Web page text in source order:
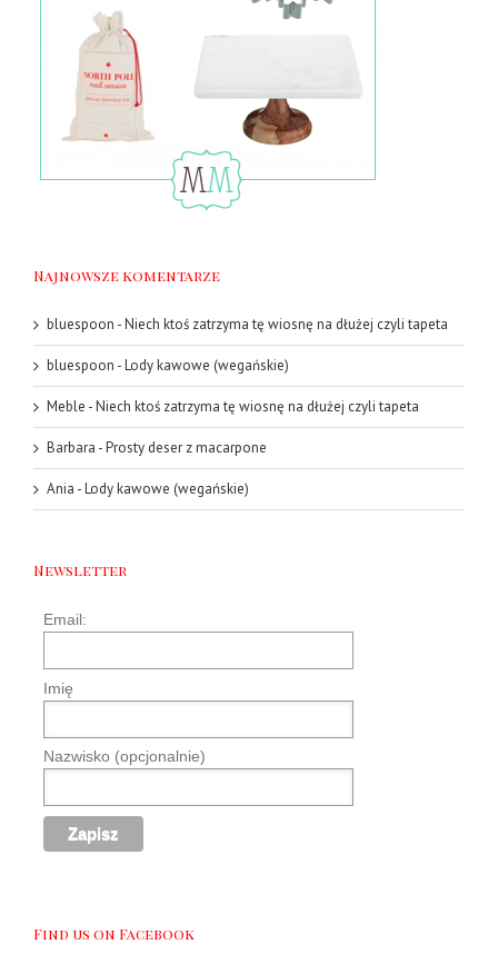
Najnowsze komentarze
bluespoon -Niech ktoś zatrzyma tę wiosnę na dłużej czyli tapeta
bluespoon -Lody kawowe (wegańskie)
Meble -Niech ktoś zatrzyma tę wiosnę na dłużej czyli tapeta
Barbara -Prosty deser z macarpone
Ania -Lody kawowe (wegańskie)
Newsletter
Email:
Imię
Nazwisko (opcjonalnie)
Find us on Facebook